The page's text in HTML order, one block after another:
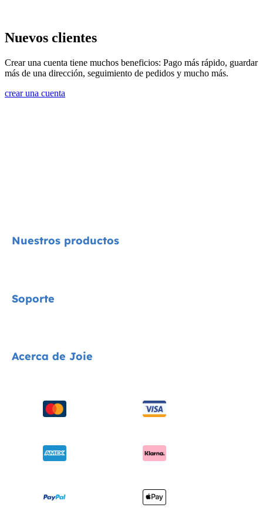
Nuevos clientes
Crear una cuenta tiene muchos beneficios: Pago más rápido, guardar
más de una dirección, seguimiento de pedidos y mucho más.
crear una cuenta
Nuestros productos
Cochecitos
Columpios y hamacas
Portabebés
Soporte
Envíos y devoluciones
Garantía
Sitemap
Acerca de Joie
Quiénes somos
Premios
Registra tu producto